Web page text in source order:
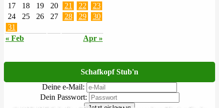
« Feb Apr »
17
18 19 20 21 22
23
24
25 26 27 28 29
30
31
Schafkopf Stub'n
Deine e-Mail:
Dein Passwort: